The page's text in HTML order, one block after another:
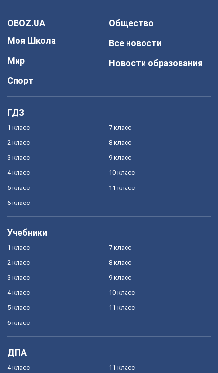
OBOZ.UA
Моя Школа
Мир
Спорт
Общество
Все новости
Новости образования
ГДЗ
1 класс
2 класс
3 класс
4 класс
5 класс
6 класс
7 класс
8 класс
9 класс
10 класс
11 класс
Учебники
1 класс
2 класс
3 класс
4 класс
5 класс
6 класс
7 класс
8 класс
9 класс
10 класс
11 класс
ДПА
4 класс 11 класс